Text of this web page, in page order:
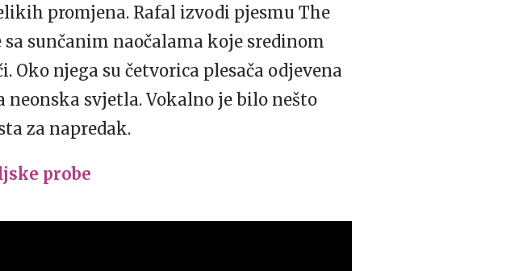
promjena. Rafal izvodi pjesmu The
sunčanim naočalama koje sredinom
njega su četvorica plesača odjevena
svjetla. Vokalno je bilo nešto
za napredak.
probe